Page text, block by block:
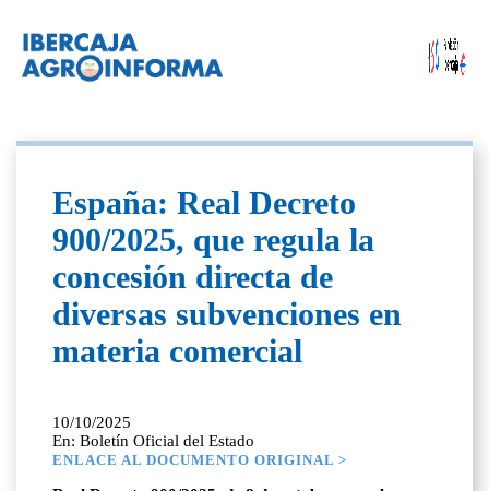
España: Real Decreto
900/2025, que regula la
concesión directa de
diversas subvenciones en
materia comercial
10/10/2025
En: Boletín Oficial del Estado
ENLACE AL DOCUMENTO ORIGINAL >